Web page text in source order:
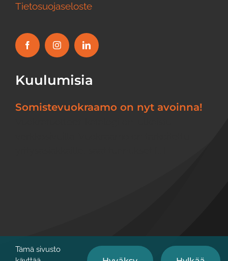
Tietosuojaseloste
Kuulumisia
Somistevuokraamo on nyt avoinna!
Tämä sivusto